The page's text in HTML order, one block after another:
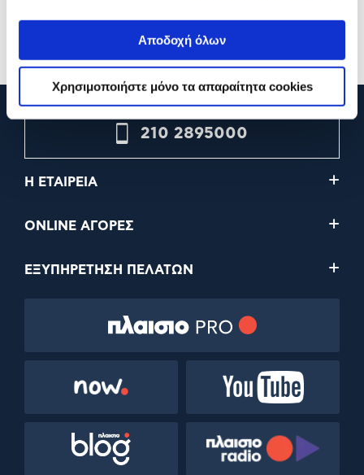
Αποδοχή όλων
Χρησιμοποιήστε μόνο τα απαραίτητα cookies
210 2895000
Η ΕΤΑΙΡΕΙΑ
ONLINE ΑΓΟΡΕΣ
ΕΞΥΠΗΡΕΤΗΣΗ ΠΕΛΑΤΩΝ